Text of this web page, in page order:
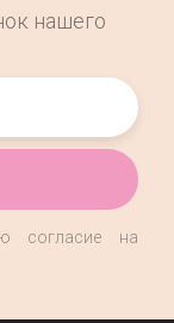
нашего
согласие на